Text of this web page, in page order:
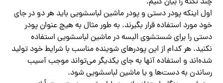
اول اینکه پودر دستی و پودر ماشین لباسشویی باید هر دو در جای
خود مورد استفاده قرار بگیرند. به طور مثال به هیچ عنوان پودر
دستی را برای شستشوی البسه در ماشین لباسشویی استفاده
نکنید. هر کدام از این پودرهای شوینده مناسب با شرایط خود تولید
شده‌اند و استفاده آنها به جای یکدیگر می‌تواند موجب آسیب
رساندن به دست‌ها و یا ماشین لباسشویی شود.